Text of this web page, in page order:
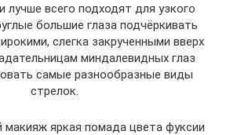
лучше всего подходят для узкого
большие глаза подчёркивать
слегка закрученными вверх
миндалевидных глаз
самые разнообразные виды
стрелок.
яркая помада цвета фуксии